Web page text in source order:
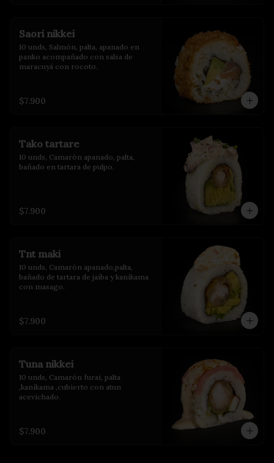
Saori nikkei
10 unds, Salmón, palta, apanado en
panko acompañado con salsa de
maracuyá con rocoto.
$7.900
Tako tartare
10 unds, Camarón apanado, palta,
bañado en tartara de pulpo.
$7.900
Tnt maki
10 unds, Camarón apanado,palta,
bañado de tartara de jaiba y kanikama
con masago.
$7.900
Tuna nikkei
10 unds, Camarón furai, palta
,kanikama ,cubierto con atun
acevichado.
$7.900